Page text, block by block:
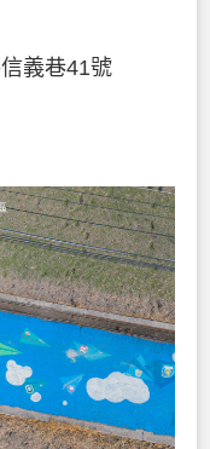
義巷41號